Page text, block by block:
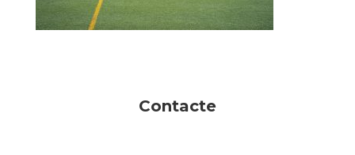
Contacte